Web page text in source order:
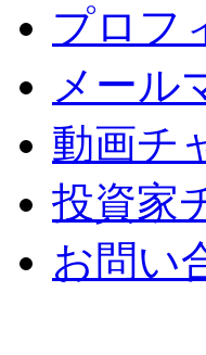
プロフ
メール
動画チ
投資家
お問い